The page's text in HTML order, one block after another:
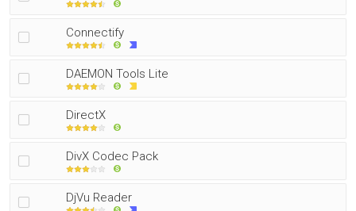
Connectify
DAEMON Tools Lite
DirectX
DivX Codec Pack
DjVu Reader